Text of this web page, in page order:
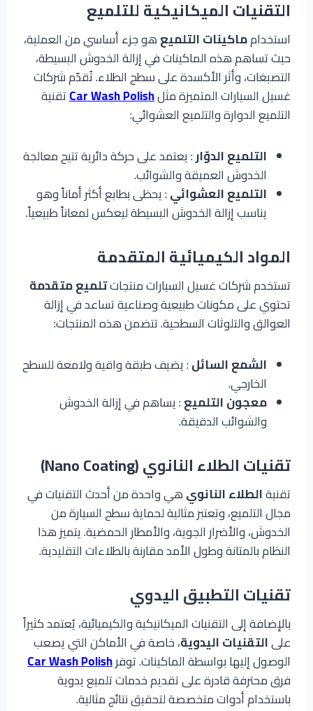
التقنيات الميكانيكية للتلميع
استخدامماكينات التلميعهو جزء أساسي من العملية،
حيث تساهم هذه الماكينات في إزالة الخدوش البسيطة،
التصبغات، وأثر الأكسدة على سطح الطلاء. تُقدّم شركات
غسيل السيارات المتميزة مثلCar Wash Polishتقنية
التلميع الدوارة والتلميع العشوائي:
التلميع الدوّار: يعتمد على حركة دائرية تتيح معالجة
الخدوش العميقة والشوائب.
التلميع العشوائي: يحظى بطابع أكثر أماناً وهو
يناسب إزالة الخدوش البسيطة ليعكس لمعاناً طبيعياً.
المواد الكيميائية المتقدمة
تستخدم شركات غسيل السيارات منتجاتتلميع متقدمة
تحتوي على مكونات طبيعية وصناعية تساعد في إزالة
العوالق والتلوثات السطحية. تتضمن هذه المنتجات:
الشمع السائل: يضيف طبقة واقية ولامعة للسطح
الخارجي.
معجون التلميع: يساهم في إزالة الخدوش
والشوائب الدقيقة.
تقنيات الطلاء النانوي (Nano Coating)
تقنيةالطلاء النانويهي واحدة من أحدث التقنيات في
مجال التلميع، وتعتبر مثالية لحماية سطح السيارة من
الخدوش، والأضرار الجوية، والأمطار الحمضية. يتميز هذا
النظام بالمتانة وطول الأمد مقارنة بالطلاءات التقليدية.
تقنيات التطبيق اليدوي
بالإضافة إلى التقنيات الميكانيكية والكيميائية، يُعتمد كثيراً
علىالتقنيات اليدوية، خاصة في الأماكن التي يصعب
الوصول إليها بواسطة الماكينات. توفرCar Wash Polish
فرق محترفة قادرة على تقديم خدمات تلميع يدوية
باستخدام أدوات متخصصة لتحقيق نتائج مثالية.